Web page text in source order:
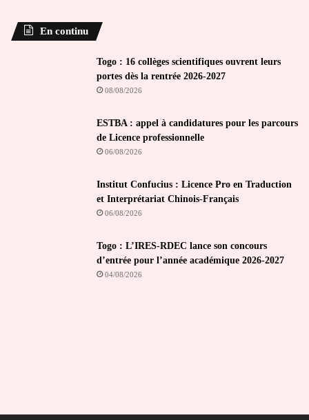
En continu
Togo : 16 collèges scientifiques ouvrent leurs
portes dès la rentrée 2026-2027
08/08/2026
ESTBA : appel à candidatures pour les parcours
de Licence professionnelle
06/08/2026
Institut Confucius : Licence Pro en Traduction
et Interprétariat Chinois-Français
06/08/2026
Togo : L’IRES-RDEC lance son concours
d’entrée pour l’année académique 2026-2027
04/08/2026